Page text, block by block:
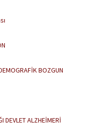
BOZGUN
DEVLET ALZHEİMERİ